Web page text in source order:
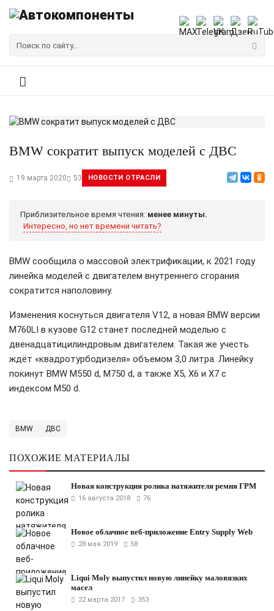
BMW сократит выпуск моделей с ДВС
19 марта 2020 53 НОВОСТИ ОТРАСЛИ
Приблизительное время чтения: менее минуты.
Интересно, но нет времени читать?
BMW сообщила о массовой электрификации, к 2021 году
линейка моделей с двигателем внутреннего сгорания
сократится наполовину.
Изменения коснуться двигателя V12, а новая BMW версии
M760LI в кузове G12 станет последней моделью с
двенадцатицилиндровым двигателем. Такая же учесть
ждёт «квадротурбодизеля» объемом 3,0 литра. Линейку
покинут BMW M550 d, M750 d, а также X5, X6 и X7 с
индексом M50 d.
BMW ДВС
ПОХОЖИЕ МАТЕРИАЛЫ
Новая конструкция ролика натяжителя ремня ГРМ
16 августа 2018 76
Новое облачное веб-приложение Entry Supply Web
28 мая 2019 58
Liqui Moly выпустил новую линейку маловязких
масел
22 марта 2017 353